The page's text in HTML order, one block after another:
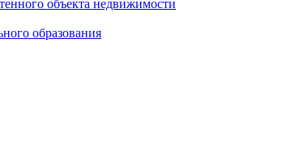
объекта недвижимости
образования